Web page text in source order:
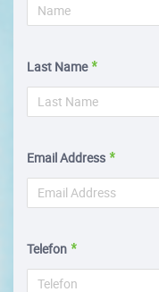
Last Name
Email Address
Telefon